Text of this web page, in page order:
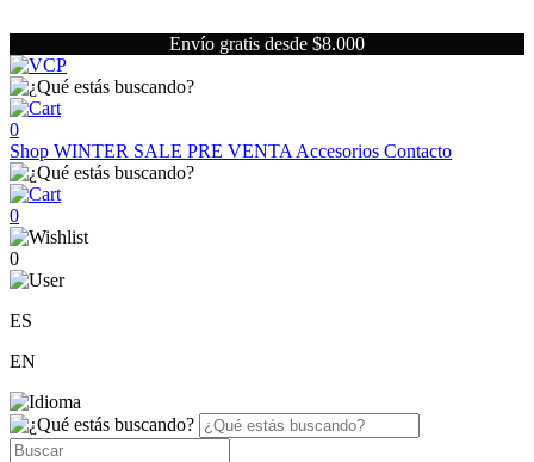
Envío gratis desde $8.000
0
Shop WINTER SALE PRE VENTA Accesorios Contacto
0
0
ES
EN